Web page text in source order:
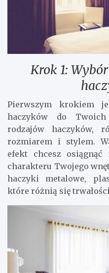
Krok 1:
Pierwszym krokiem
haczyków do
rodzajów haczyków,
rozmiarem i stylem.
efekt chcesz
charakteru Twojego
haczyki metalowe,
które różnią się